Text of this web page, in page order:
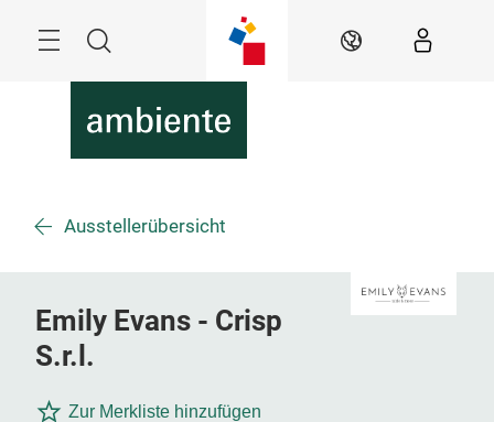
Suche DE
Ausstellerübersicht
Emily Evans - Crisp
S.r.l.
Zur Merkliste hinzufügen